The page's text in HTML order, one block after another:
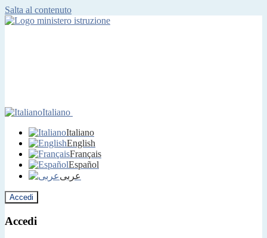
Salta al contenuto
Italiano
Italiano
English
Français
Español
عربى
Accedi
Accedi